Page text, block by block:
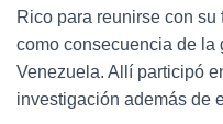
Rico para reunirse con
como consecuencia de la
Venezuela. Allí participó
investigación además de